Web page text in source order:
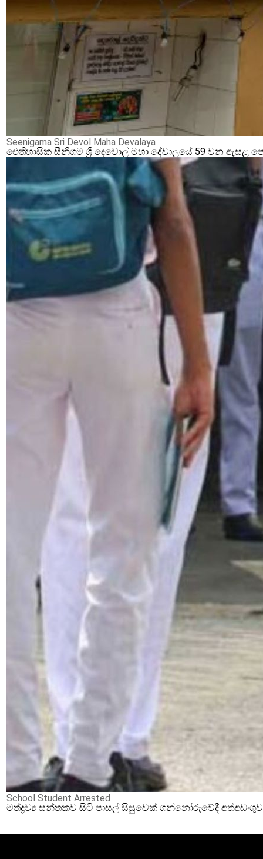
Seenigama Sri Devol Maha Devalaya
ඓතිහාසික සීනිගම ශ්‍රී දෙවොල් මහා දේවාලයේ 59 වන ඇසළ
School Student Arrested
මත්ද්‍රව්‍ය සන්තකව සිටි පාසල් සිසුවෙක් ගන්නෝරුවේදී